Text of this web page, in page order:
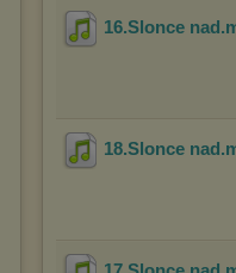
16.Slonce nad
18.Slonce nad